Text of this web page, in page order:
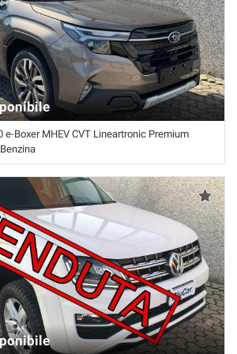
elettrica sedili • Sedile posteriore
• Navigatore satellitare • Specchietti laterali
parcheggio assistito • Tetto apribile
ordinabile
e-Boxer MHEV CVT Lineartronic Premium
(7) • Bronzo metallizzato • 5 Porte • ABS •
• Airbag Passeggero • Airbag testa •
• Bluetooth • Cerchi in lega • Chiusura
• Controllo trazione • Cruise Control •
elettronico • Interni in pelle •
• Sedile posteriore sdoppiato •
satellitare • Specchietti laterali elettrici •
assistito • Tetto apribile